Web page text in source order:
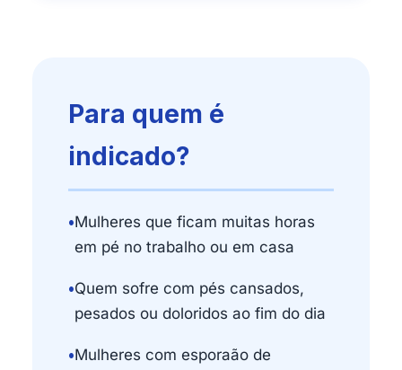
Para quem é
indicado?
•Mulheres que ficam muitas horas
em pé no trabalho ou em casa
•Quem sofre com pés cansados,
pesados ou doloridos ao fim do dia
•Mulheres com esporaão de